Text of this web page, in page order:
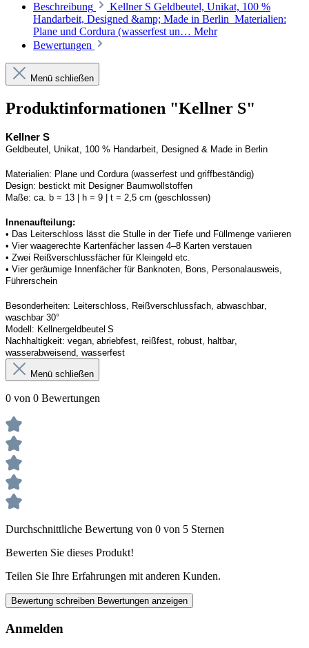
Beschreibung
Kellner S Geldbeutel, Unikat, 100 %
Handarbeit, Designed &amp; Made in Berlin Materialien:
Plane und Cordura (wasserfest un… Mehr
Bewertungen
Menü schließen
Produktinformationen "Kellner S"
Kellner S
Geldbeutel, Unikat, 100 % Handarbeit, Designed & Made in Berlin
Materialien: Plane und Cordura (wasserfest und griffbeständig)
Design: bestickt mit Designer Baumwollstoffen
Maße: ca. b = 13 | h = 9 | t = 2,5 cm (geschlossen)
Innenaufteilung:
• Das Leiterschloss lässt die Stulle in der Tiefe und Füllmenge variieren
• Vier waagerechte Kartenfächer lassen 4–8 Karten verstauen
• Zwei Reißverschlussfächer für Kleingeld etc.
• Vier geräumige Innenfächer für Banknoten, Bons, Personalausweis,
Führerschein
Besonderheiten: Leiterschloss, Reißverschlussfach, abwaschbar,
waschbar 30°
Modell: Kellnergeldbeutel S
Nachhaltigkeit: vegan, abriebfest, reißfest, robust, haltbar,
wasserabweisend, wasserfest
Menü schließen
0 von 0 Bewertungen
Durchschnittliche Bewertung von 0 von 5 Sternen
Bewerten Sie dieses Produkt!
Teilen Sie Ihre Erfahrungen mit anderen Kunden.
Bewertung schreiben Bewertungen anzeigen
Anmelden